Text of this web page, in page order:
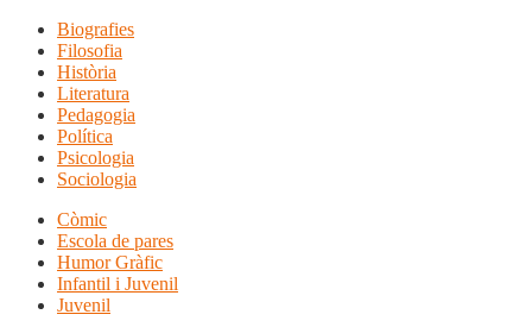
Biografies
Filosofia
Història
Literatura
Pedagogia
Política
Psicologia
Sociologia
Còmic
Escola de pares
Humor Gràfic
Infantil i Juvenil
Juvenil